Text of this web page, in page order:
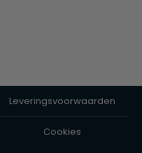
Leveringsvoorwaarden
Cookies